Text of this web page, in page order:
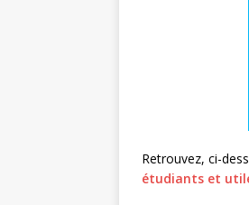
Retrouvez, ci-
étudiants et